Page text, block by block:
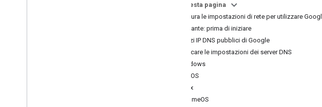
Su questa pagina
Configura le impostazioni di rete per utilizzare
Importante: prima di iniziare
Indirizzi IP DNS pubblici di Google
Modificare le impostazioni dei server DNS
Windows
macOS
Linux
ChromeOS